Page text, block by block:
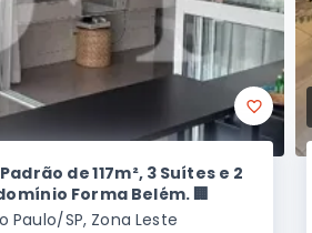
de 117m², 3 Suítes e 2
Forma Belém. 🏢
Paulo/SP, Zona Leste